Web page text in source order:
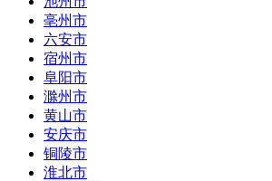
亳州市
六安市
宿州市
阜阳市
滁州市
黄山市
安庆市
铜陵市
淮北市